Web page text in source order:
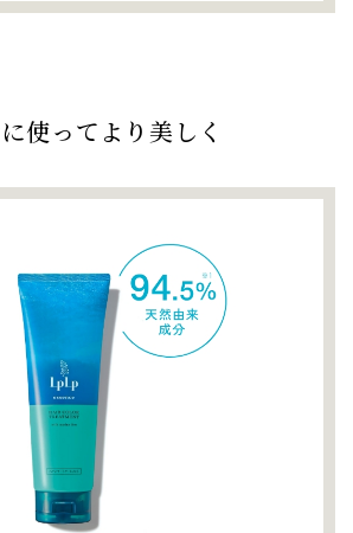
使ってより美しく